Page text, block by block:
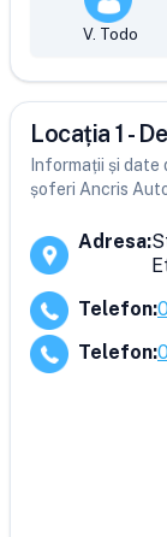
V. Todo
Locația 1 -
Informații și date
șoferi Ancris
Adresa:
Telefon:
Telefon: